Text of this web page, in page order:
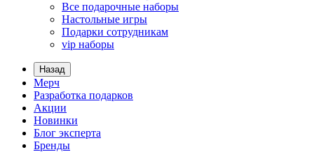
Все подарочные наборы
Настольные игры
Подарки сотрудникам
vip наборы
Назад
Мерч
Разработка подарков
Акции
Новинки
Блог эксперта
Бренды